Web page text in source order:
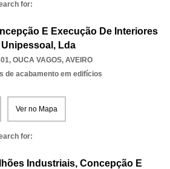
for:
E Execução De Interiores
Unipessoal, Lda
, OUCA VAGOS, AVEIRO
de acabamento em edifícios
Ver no Mapa
for:
Industriais, Concepção E